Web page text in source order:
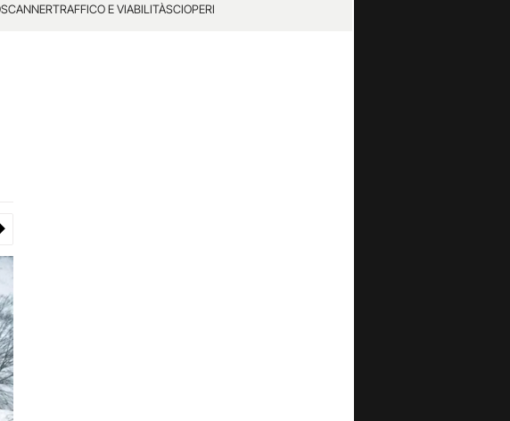
SCANNERTRAFFICO E VIABILITÀSCIOPERI